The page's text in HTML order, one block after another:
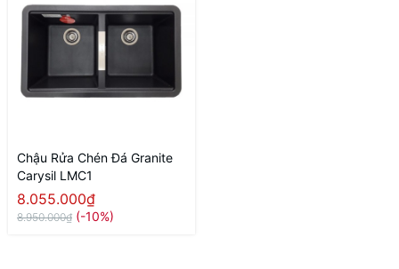
Chậu Rửa Chén Đá Granite
Carysil LMC1
8.055.000₫
8.950.000₫ (-10%)